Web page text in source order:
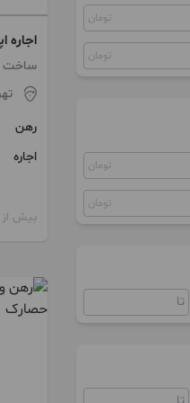
تومان
تومان
تومان
تومان
اجاره
ساخت 1382
رهن
اجاره
بیش از 12 ماه پیش